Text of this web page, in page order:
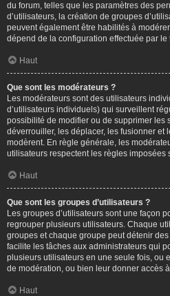
du forum, telles que les paramètres des
d’utilisateurs, la création de groupes
peuvent également être habilités à
dépend de la configuration effectuée par le
Haut
Que sont les modérateurs ?
Les modérateurs sont des utilisateurs
d’utilisateurs individuels) qui surveillent
possibilité de modifier ou de supprimer les
déverrouiller, les déplacer, les fusionner et
modèrent. En règle générale, les
utilisateurs respectent les règles imposées
Haut
Que sont les groupes d’utilisateurs ?
Les groupes d’utilisateurs sont une façon
regrouper plusieurs utilisateurs. Chaque
groupes et chaque groupe peut détenir
facilite les tâches aux administrateurs qui
plusieurs utilisateurs en une seule fois, ou
de modération, ou bien leur donner accès
Haut